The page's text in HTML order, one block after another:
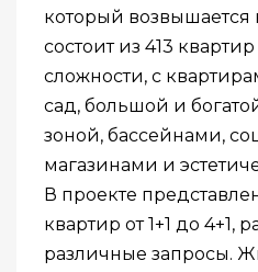
который возвышается
состоит из 413
сложности, с
сад, большой и
зоной, бассейнами,
магазинами и
В проекте
квартир от 1+1 до 4+1,
различные запросы.